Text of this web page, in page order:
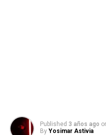
Published 3 años ago
By Yosimar Astivia